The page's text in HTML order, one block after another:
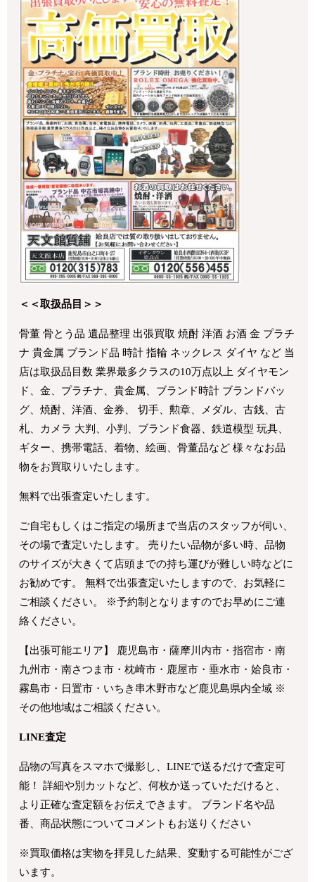
＜＜取扱品目＞＞
骨董 骨とう品 遺品整理 出張買取 焼酎 洋酒 お酒 金 プラチ
ナ 貴金属 ブランド品 時計 指輪 ネックレス ダイヤ など 当
店は取扱品目数 業界最多クラスの10万点以上 ダイヤモン
ド、金、プラチナ、貴金属、ブランド時計 ブランドバッ
グ、焼酎、洋酒、金券、 切手、勲章、メダル、古銭、古
札、カメラ 大判、小判、ブランド食器、鉄道模型 玩具、
ギター、携帯電話、着物、絵画、骨董品など 様々なお品
物をお買取りいたします。
無料で出張査定いたします。
ご自宅もしくはご指定の場所まで当店のスタッフが伺い、
その場で査定いたします。 売りたい品物が多い時、品物
のサイズが大きくて店頭までの持ち運びが難しい時などに
お勧めです。 無料で出張査定いたしますので、お気軽に
ご相談ください。 ※予約制となりますのでお早めにご連
絡ください。
【出張可能エリア】 鹿児島市・薩摩川内市・指宿市・南
九州市・南さつま市・枕崎市・鹿屋市・垂水市・姶良市・
霧島市・日置市・いちき串木野市など鹿児島県内全域 ※
その他地域はご相談ください。
LINE査定
品物の写真をスマホで撮影し、LINEで送るだけで査定可
能！ 詳細や別カットなど、何枚か送っていただけると、
より正確な査定額をお伝えできます。 ブランド名や品
番、商品状態についてコメントもお送りください
※買取価格は実物を拝見した結果、変動する可能性がござ
います。